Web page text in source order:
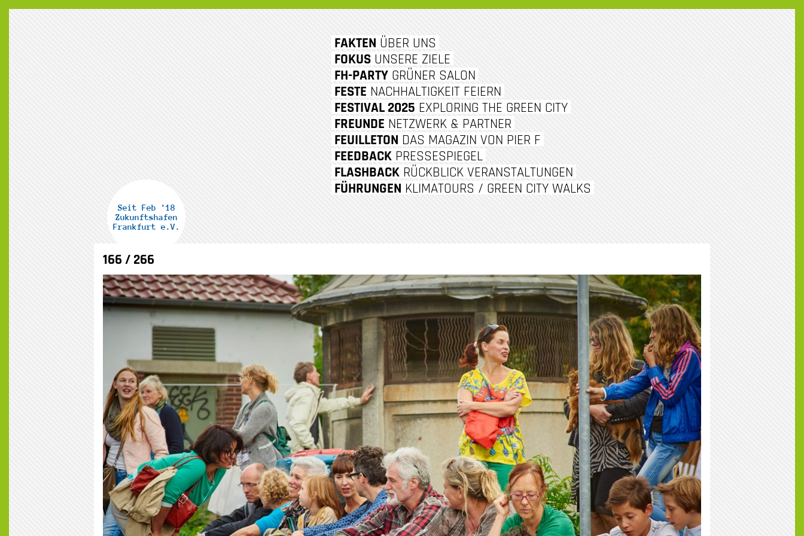
Seit Feb '18
Zukunftshafen
Frankfurt e.V.
FAKTEN ÜBER UNS
FOKUS UNSERE ZIELE
FH-PARTY GRÜNER SALON
FESTE NACHHALTIGKEIT FEIERN
FESTIVAL 2025 EXPLORING THE GREEN CITY
FREUNDE NETZWERK & PARTNER
FEUILLETON DAS MAGAZIN VON PIER F
FEEDBACK PRESSESPIEGEL
FLASHBACK RÜCKBLICK VERANSTALTUNGEN
FÜHRUNGEN KLIMATOURS / GREEN CITY WALKS
166 / 266